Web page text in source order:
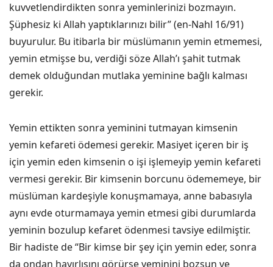
kuvvetlendirdikten sonra yeminlerinizi bozmayın.
Şüphesiz ki Allah yaptıklarınızı bilir” (en-Nahl 16/91)
buyurulur. Bu itibarla bir müslümanın yemin etmemesi,
yemin etmişse bu, verdiği söze Allah’ı şahit tutmak
demek olduğundan mutlaka yeminine bağlı kalması
gerekir.
Yemin ettikten sonra yeminini tutmayan kimsenin
yemin kefareti ödemesi gerekir. Masiyet içeren bir iş
için yemin eden kimsenin o işi işlemeyip yemin kefareti
vermesi gerekir. Bir kimsenin borcunu ödememeye, bir
müslüman kardeşiyle konuşmamaya, anne babasıyla
aynı evde oturmamaya yemin etmesi gibi durumlarda
yeminin bozulup kefaret ödenmesi tavsiye edilmiştir.
Bir hadiste de “Bir kimse bir şey için yemin eder, sonra
da ondan hayırlısını görürse yeminini bozsun ve